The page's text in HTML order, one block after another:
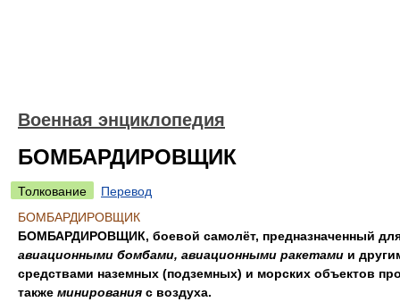
Военная энциклопедия
БОМБАРДИРОВЩИК
Толкование
Перевод
БОМБАРДИРОВЩИК
БОМБАРДИРОВЩИК, боевой самолёт, предназначенный
авиационными бомбами, авиационными ракетами и
средствами наземных (подземных) и морских объектов
также минирования с воздуха.